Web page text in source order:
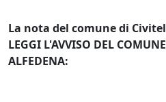
La nota del comune di
LEGGI L'AVVISO DEL
ALFEDENA: